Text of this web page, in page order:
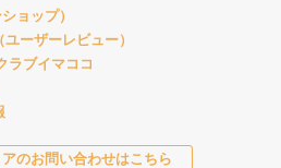
ョップ）
ーザーレビュー）
ラブイマココ
のお問い合わせはこちら